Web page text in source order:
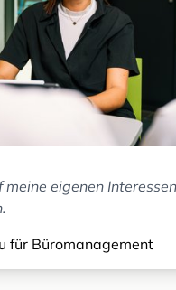
meine eigenen
für Büromanagement